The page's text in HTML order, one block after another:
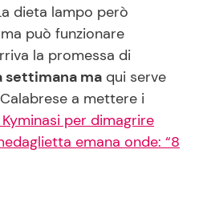
dieta lampo però
può funzionare
la promessa di
settimana ma qui serve
a mettere i
Kyminasi per dimagrire
emana onde: “8